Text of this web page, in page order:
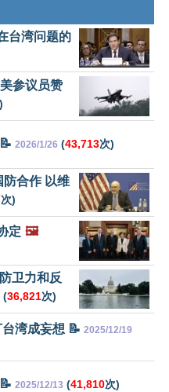
台湾问题的
参议员赞
2026/1/26 (43,713次)
防合作 以维
次)
定 🖼️
卫力和反
(36,821次)
湾成妄想 📝 2025/12/19
2025/12/13 (41,810次)